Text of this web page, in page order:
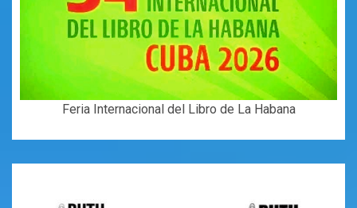
Feria Internacional del Libro de La Habana